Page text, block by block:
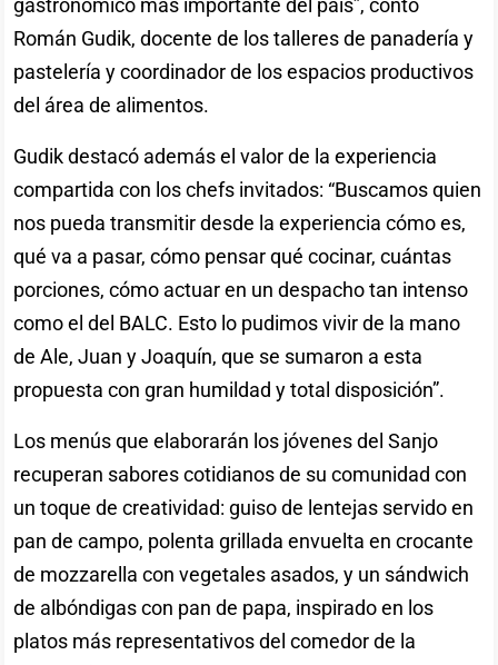
gastronómico más importante del país”, contó
Román Gudik, docente de los talleres de panadería y
pastelería y coordinador de los espacios productivos
del área de alimentos.
Gudik destacó además el valor de la experiencia
compartida con los chefs invitados: “Buscamos quien
nos pueda transmitir desde la experiencia cómo es,
qué va a pasar, cómo pensar qué cocinar, cuántas
porciones, cómo actuar en un despacho tan intenso
como el del BALC. Esto lo pudimos vivir de la mano
de Ale, Juan y Joaquín, que se sumaron a esta
propuesta con gran humildad y total disposición”.
Los menús que elaborarán los jóvenes del Sanjo
recuperan sabores cotidianos de su comunidad con
un toque de creatividad: guiso de lentejas servido en
pan de campo, polenta grillada envuelta en crocante
de mozzarella con vegetales asados, y un sándwich
de albóndigas con pan de papa, inspirado en los
platos más representativos del comedor de la